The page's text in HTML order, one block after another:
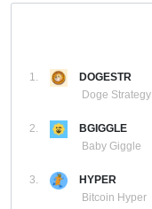
1.
DOGESTR
Doge Strategy
2.
BGIGGLE
Baby Giggle
3.
HYPER
Bitcoin Hyper